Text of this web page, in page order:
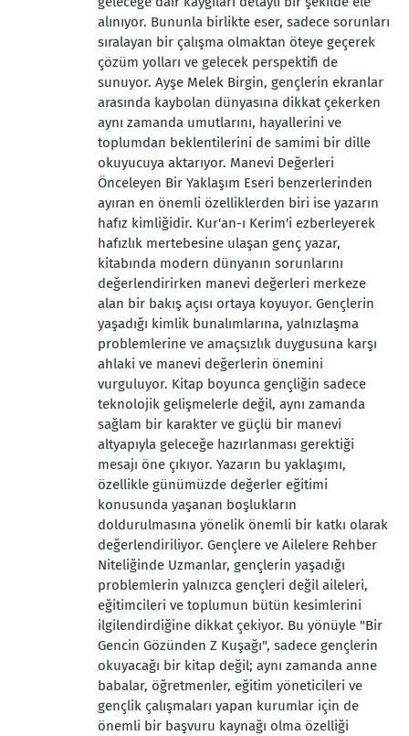
alınıyor. Bununla birlikte eser, sadece sorunları
sıralayan bir çalışma olmaktan öteye geçerek
çözüm yolları ve gelecek perspektifi de
sunuyor. Ayşe Melek Birgin, gençlerin ekranlar
arasında kaybolan dünyasına dikkat çekerken
aynı zamanda umutlarını, hayallerini ve
toplumdan beklentilerini de samimi bir dille
okuyucuya aktarıyor. Manevi Değerleri
Önceleyen Bir Yaklaşım Eseri benzerlerinden
ayıran en önemli özelliklerden biri ise yazarın
hafız kimliğidir. Kur'an-ı Kerim'i ezberleyerek
hafızlık mertebesine ulaşan genç yazar,
kitabında modern dünyanın sorunlarını
değerlendirirken manevi değerleri merkeze
alan bir bakış açısı ortaya koyuyor. Gençlerin
yaşadığı kimlik bunalımlarına, yalnızlaşma
problemlerine ve amaçsızlık duygusuna karşı
ahlaki ve manevi değerlerin önemini
vurguluyor. Kitap boyunca gençliğin sadece
teknolojik gelişmelerle değil, aynı zamanda
sağlam bir karakter ve güçlü bir manevi
altyapıyla geleceğe hazırlanması gerektiği
mesajı öne çıkıyor. Yazarın bu yaklaşımı,
özellikle günümüzde değerler eğitimi
konusunda yaşanan boşlukların
doldurulmasına yönelik önemli bir katkı olarak
değerlendiriliyor. Gençlere ve Ailelere Rehber
Niteliğinde Uzmanlar, gençlerin yaşadığı
problemlerin yalnızca gençleri değil aileleri,
eğitimcileri ve toplumun bütün kesimlerini
ilgilendirdiğine dikkat çekiyor. Bu yönüyle "Bir
Gencin Gözünden Z Kuşağı", sadece gençlerin
okuyacağı bir kitap değil; aynı zamanda anne
babalar, öğretmenler, eğitim yöneticileri ve
gençlik çalışmaları yapan kurumlar için de
önemli bir başvuru kaynağı olma özelliği